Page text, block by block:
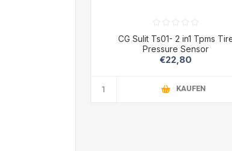
CG Sulit Ts01- 2 in1 Tpms
Pressure Sensor
€22,80
KAUFEN